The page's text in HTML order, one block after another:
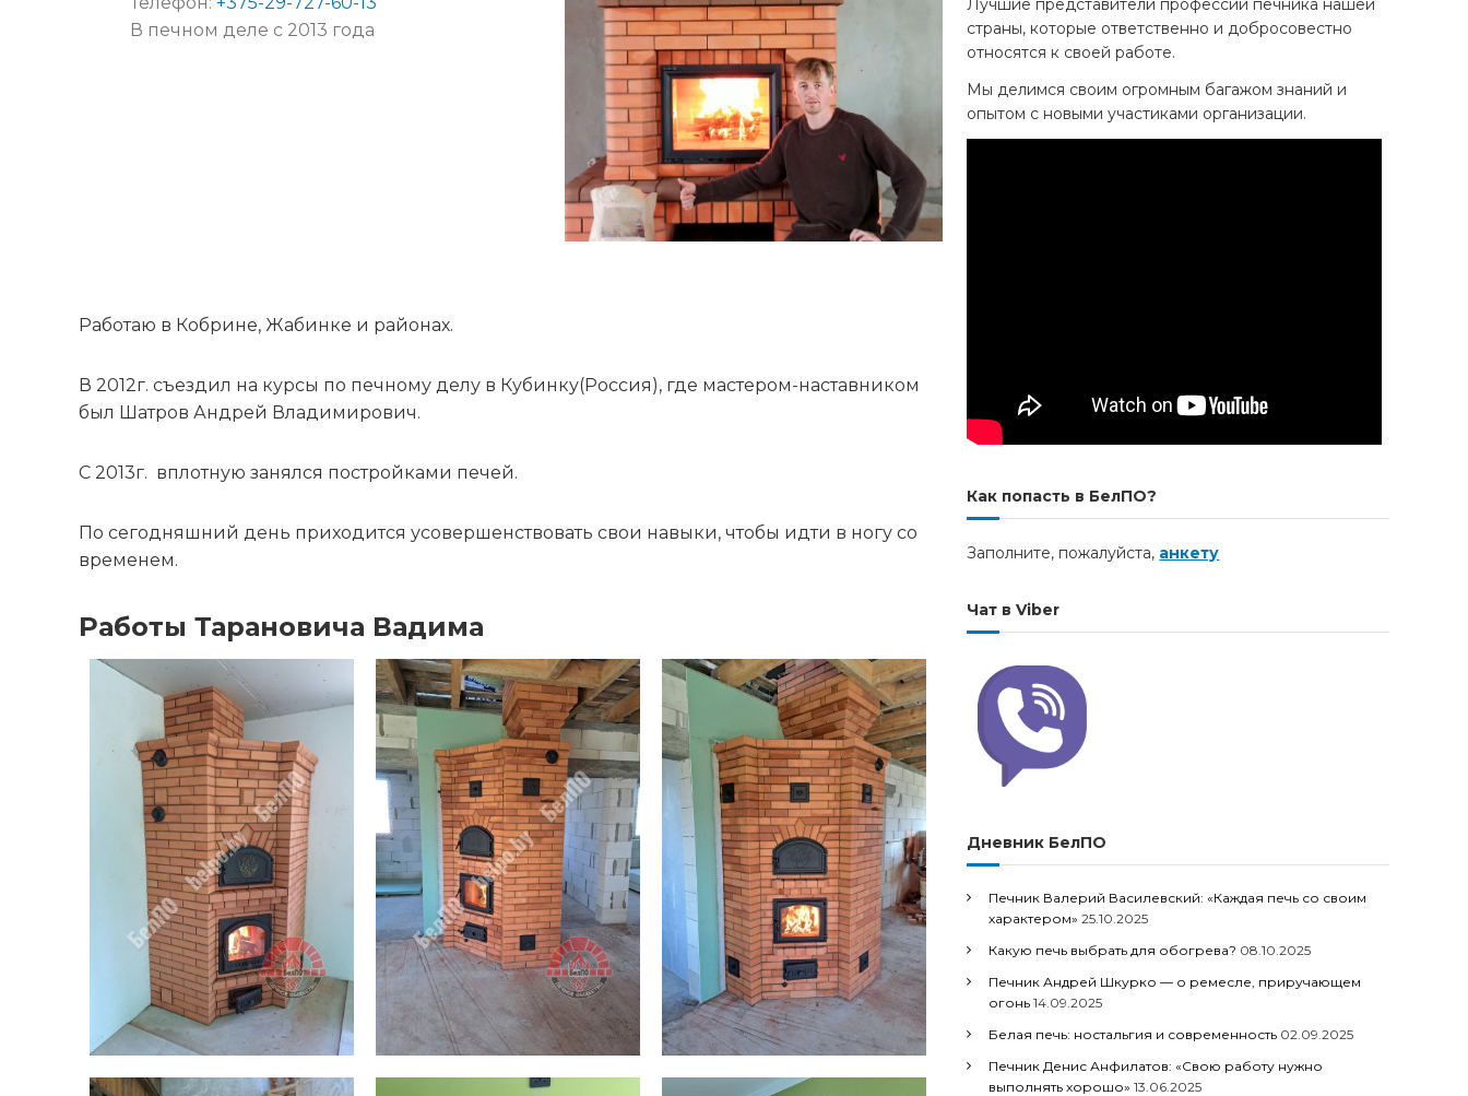
В печном деле с 2013 года
Работаю в Кобрине, Жабинке и районах.
В 2012г. съездил на курсы по печному делу в Кубинку(Россия), где мастером-наставником
был Шатров Андрей Владимирович.
С 2013г. вплотную занялся постройками печей.
По сегодняшний день приходится усовершенствовать свои навыки, чтобы идти в ногу со
временем.
Работы Тарановича Вадима
Лучшие представители профессии печника нашей
страны, которые ответственно и добросовестно
относятся к своей работе.
Мы делимся своим огромным багажом знаний и
опытом с новыми участиками организации.
Как попасть в БелПО?
Заполните, пожалуйста, анкету
Чат в Viber
Дневник БелПО
Печник Валерий Василевский: «Каждая печь со своим
характером» 25.10.2025
Какую печь выбрать для обогрева? 08.10.2025
Печник Андрей Шкурко — о ремесле, приручающем
огонь 14.09.2025
Белая печь: ностальгия и современность 02.09.2025
Печник Денис Анфилатов: «Свою работу нужно
выполнять хорошо» 13.06.2025